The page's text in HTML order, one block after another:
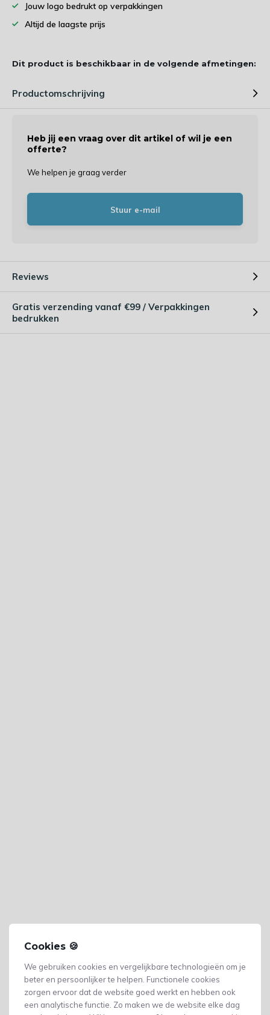
Cookies 🍪
We gebruiken cookies en vergelijkbare technologieën om je
beter en persoonlijker te helpen. Functionele cookies
zorgen ervoor dat de website goed werkt en hebben ook
een analytische functie. Zo maken we de website elke dag
Jouw logo bedrukt op verpakkingen
Altijd de laagste prijs
Dit product is beschikbaar in de volgende afmetingen:
Productomschrijving
Heb jij een vraag over dit artikel of wil je een
offerte?
We helpen je graag verder
Stuur e-mail
Reviews
Gratis verzending vanaf €99 / Verpakkingen
bedrukken